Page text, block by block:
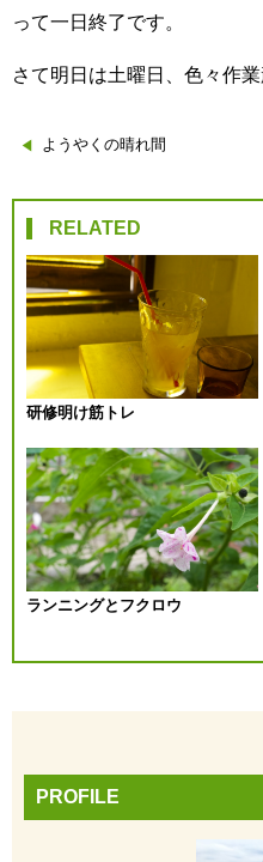
って一日終了です。
さて明日は土曜日、色々作業
投
稿
ナ
ビ
ゲ
ー
シ
ョ
ン
ようやくの晴れ間
RELATED
研修明け筋トレ
ランニングとフクロウ
PROFILE